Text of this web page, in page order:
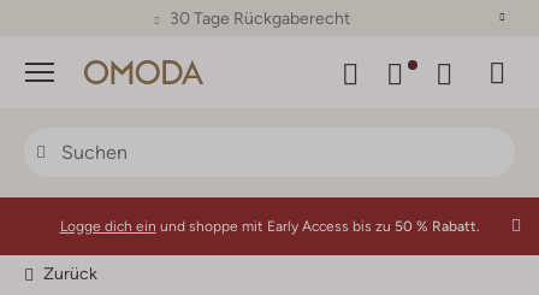
30 Tage Rückgaberecht
Menü
Logge dich ein und shoppe mit Early Access bis zu 50 % Rabatt.
Zurück